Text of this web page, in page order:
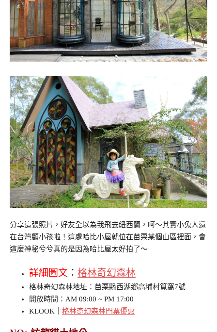
分享這張照片，好友全以為我飛去紐西蘭，呵～其實小兔人還
在台灣顧小孩啦！這處哈比小屋就位在苗栗某個山區裡面，會
這麼神秘兮兮真的是因為哈比屋太好拍了～
詳細圖文 ： 格林奇幻森林
格林奇幻森林地址：苗栗縣西湖鄉高埔村筧窩7號
開放時間：AM 09:00 ~ PM 17:00
KLOOK｜ 格林奇幻森林門票優惠